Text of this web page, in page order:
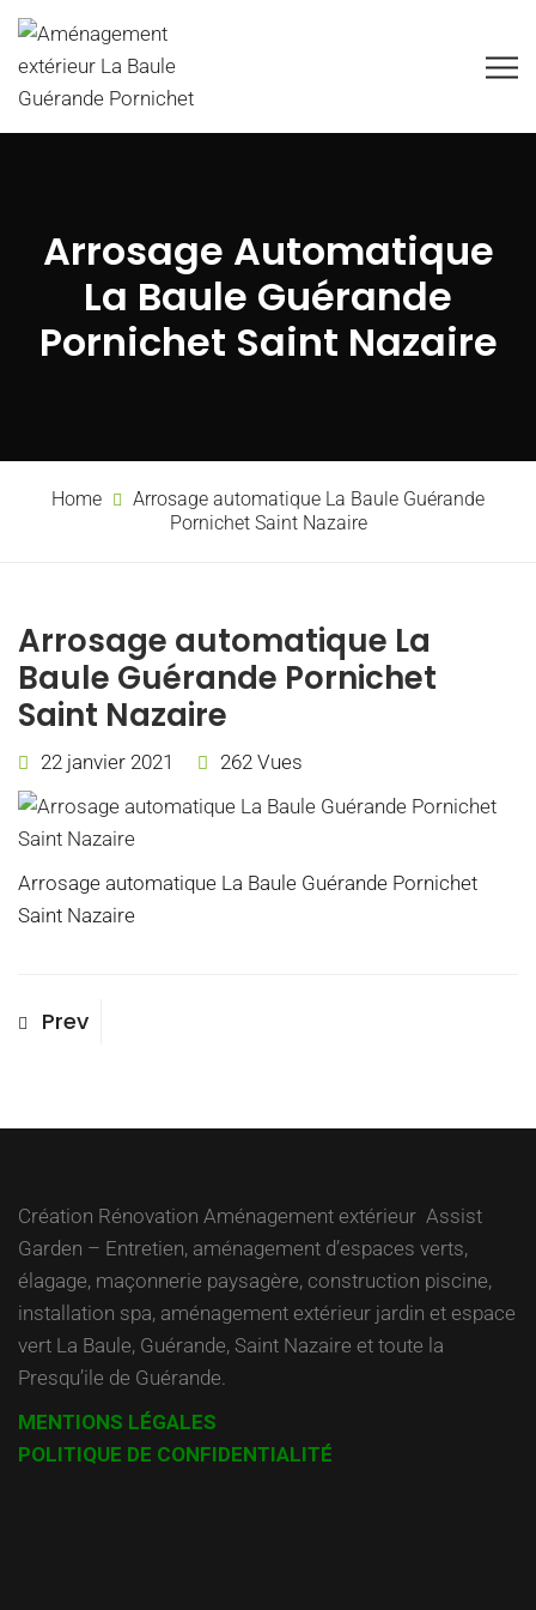
Arrosage Automatique
La Baule Guérande
Pornichet Saint Nazaire
Home
Arrosage automatique La Baule Guérande
Pornichet Saint Nazaire
Arrosage automatique La
Baule Guérande Pornichet
Saint Nazaire
22 janvier 2021 262 Vues
Arrosage automatique La Baule Guérande Pornichet
Saint Nazaire
Navigation
l’article
Previous
Prev
Création Rénovation Aménagement extérieur Assist
Garden – Entretien, aménagement d’espaces verts,
élagage, maçonnerie paysagère, construction piscine,
installation spa, aménagement extérieur jardin et espace
vert La Baule, Guérande, Saint Nazaire et toute la
Presqu’ile de Guérande.
MENTIONS LÉGALES
POLITIQUE DE CONFIDENTIALITÉ